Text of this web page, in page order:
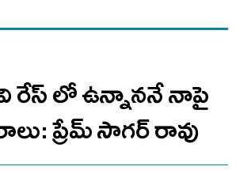
రేస్ లో ఉన్నాననే నాపై
ప్రేమ్ సాగర్ రావు